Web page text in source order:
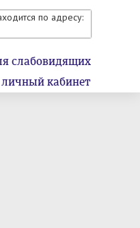
по адресу:
слабовидящих
личный кабинет